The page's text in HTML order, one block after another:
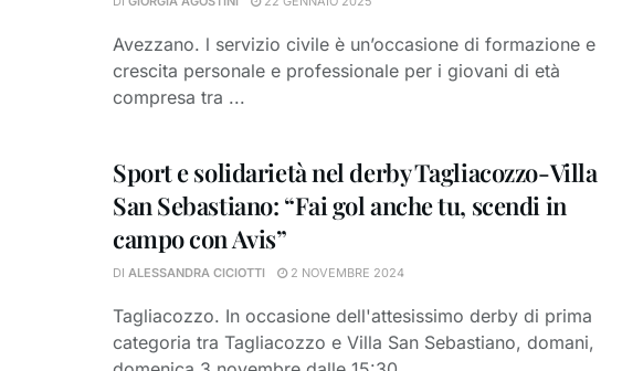
Avezzano. l servizio civile è un’occasione di formazione e
crescita personale e professionale per i giovani di età
compresa tra ...
Sport e solidarietà nel derby Tagliacozzo-Villa
San Sebastiano: “Fai gol anche tu, scendi in
campo con Avis”
DI ALESSANDRA CICIOTTI 2 NOVEMBRE 2024
Tagliacozzo. In occasione dell'attesissimo derby di prima
categoria tra Tagliacozzo e Villa San Sebastiano, domani,